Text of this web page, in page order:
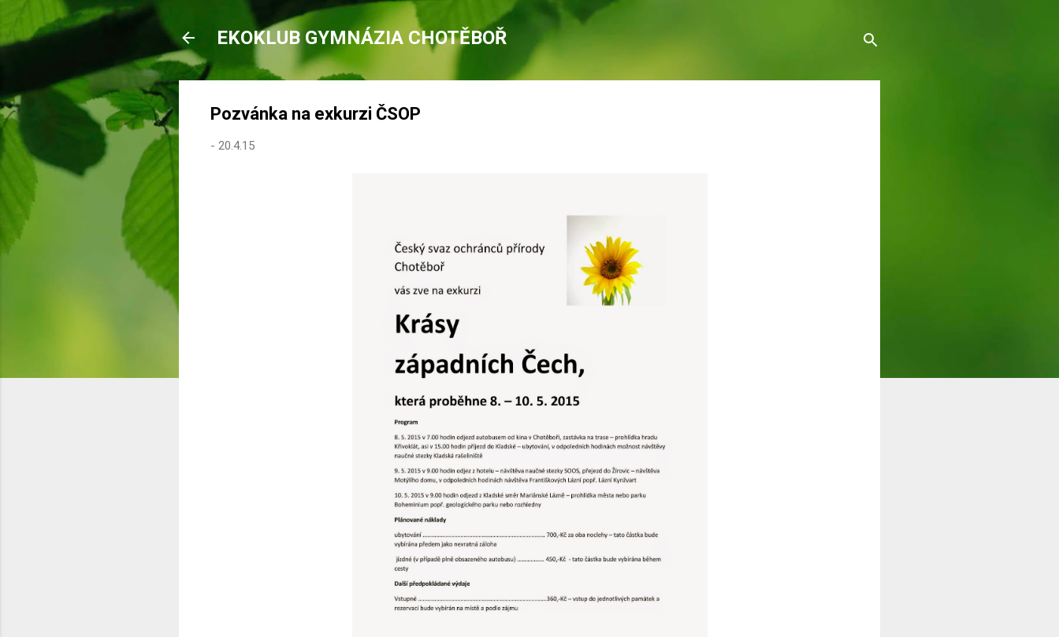
Přeskočit na hlavní obsah
EKOKLUB GYMNÁZIA CHOTĚBOŘ
Pozvánka na exkurzi ČSOP
- 20.4.15